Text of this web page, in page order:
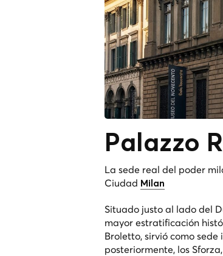
Palazzo
La sede real del poder
Ciudad Milan
Situado justo al lado del
mayor estratificación
Broletto, sirvió como
posteriormente, los